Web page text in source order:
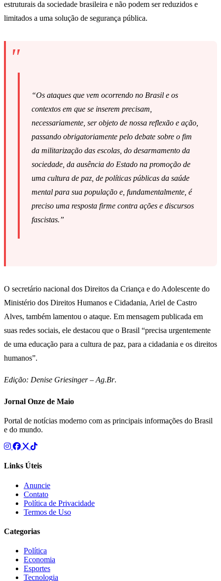
estruturais da sociedade brasileira e não podem ser reduzidos e
limitados a uma solução de segurança pública.
“Os ataques que vem ocorrendo no Brasil e os
contextos em que se inserem precisam,
necessariamente, ser objeto de nossa reflexão e ação,
passando obrigatoriamente pelo debate sobre o fim
da militarização das escolas, do desarmamento da
sociedade, da ausência do Estado na promoção de
uma cultura de paz, de políticas públicas da saúde
mental para sua população e, fundamentalmente, é
preciso uma resposta firme contra ações e discursos
fascistas.”
O secretário nacional dos Direitos da Criança e do Adolescente do
Ministério dos Direitos Humanos e Cidadania, Ariel de Castro
Alves, também lamentou o ataque. Em mensagem publicada em
suas redes sociais, ele destacou que o Brasil “precisa urgentemente
de uma educação para a cultura de paz, para a cidadania e os direitos
humanos”.
Edição: Denise Griesinger – Ag.Br.
Jornal Onze de Maio
Portal de notícias moderno com as principais informações do Brasil
e do mundo.
Links Úteis
Anuncie
Contato
Política de Privacidade
Termos de Uso
Categorias
Política
Economia
Esportes
Tecnologia